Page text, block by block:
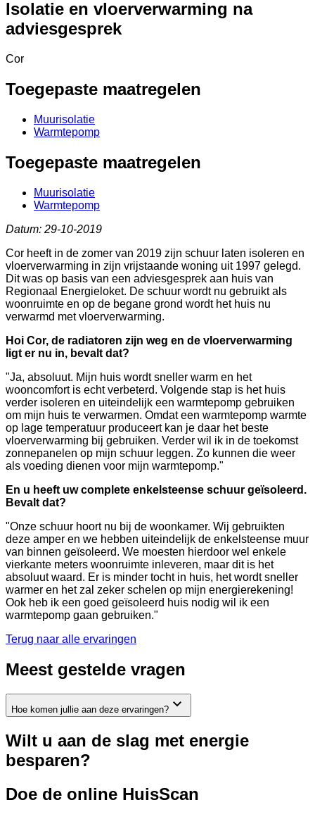
Isolatie en vloerverwarming na
adviesgesprek
Cor
Toegepaste maatregelen
Muurisolatie
Warmtepomp
Toegepaste maatregelen
Muurisolatie
Warmtepomp
Datum: 29-10-2019
Cor heeft in de zomer van 2019 zijn schuur laten isoleren en
vloerverwarming in zijn vrijstaande woning uit 1997 gelegd.
Dit was op basis van een adviesgesprek aan huis van
Regionaal Energieloket. De schuur wordt nu gebruikt als
woonruimte en op de begane grond wordt het huis nu
verwarmd met vloerverwarming.
Hoi Cor, de radiatoren zijn weg en de vloerverwarming
ligt er nu in, bevalt dat?
"Ja, absoluut. Mijn huis wordt sneller warm en het
wooncomfort is echt verbeterd. Volgende stap is het huis
verder isoleren en uiteindelijk een warmtepomp gebruiken
om mijn huis te verwarmen. Omdat een warmtepomp warmte
op lage temperatuur produceert kan je daar het beste
vloerverwarming bij gebruiken. Verder wil ik in de toekomst
zonnepanelen op mijn schuur leggen. Zo kunnen die weer
als voeding dienen voor mijn warmtepomp."
En u heeft uw complete enkelsteense schuur geïsoleerd.
Bevalt dat?
"Onze schuur hoort nu bij de woonkamer. Wij gebruikten
deze amper en we hebben uiteindelijk de enkelsteense muur
van binnen geïsoleerd. We moesten hierdoor wel enkele
vierkante meters woonruimte inleveren, maar dit is het
absoluut waard. Er is minder tocht in huis, het wordt sneller
warmer en het zal zeker schelen op mijn energierekening!
Ook heb ik een goed geïsoleerd huis nodig wil ik een
warmtepomp gaan gebruiken."
Terug naar alle ervaringen
Meest gestelde vragen
Hoe komen jullie aan deze ervaringen?
Wilt u aan de slag met energie
besparen?
Doe de online HuisScan